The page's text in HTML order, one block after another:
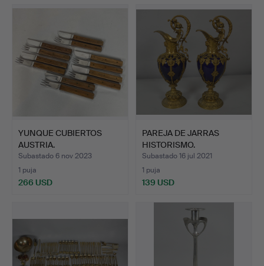
YUNQUE CUBIERTOS
AUSTRIA.
Subastado 6 nov 2023
1 puja
266 USD
PAREJA DE JARRAS
HISTORISMO.
Subastado 16 jul 2021
1 puja
139 USD